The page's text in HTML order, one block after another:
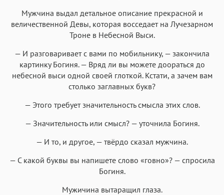
Мужчина выдал детальное описание прекрасной и
величественной Девы, которая восседает на Лучезарном
Троне в Небесной Выси.
— И разговаривает с вами по мобильнику, — закончила
картинку Богиня. — Вряд ли вы можете доораться до
небесной выси одной своей глоткой. Кстати, а зачем вам
столько заглавных букв?
— Этого требует значительность смысла этих слов.
— Значительность или смысл? — уточнила Богиня.
— И то, и другое, — твёрдо сказал мужчина.
— С какой буквы вы напишете слово «говно»? — спросила
Богиня.
Мужичина вытаращил глаза.